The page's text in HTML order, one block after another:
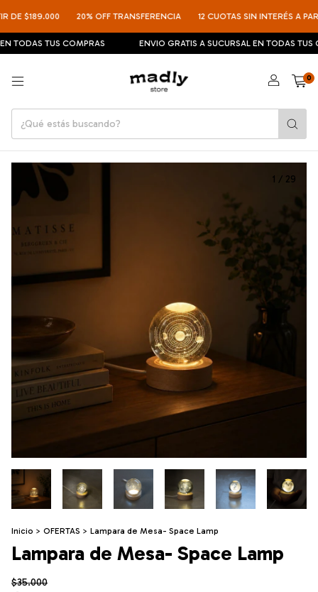
$189.000 20% OFF TRANSFERENCIA 12 CUOTAS SIN INTERÉS A
TUS COMPRAS ENVIO GRATIS A SUCURSAL EN TODAS TUS
0
1 / 29
Inicio > OFERTAS > Lampara de Mesa- Space Lamp
Lampara de Mesa- Space Lamp
$35.000